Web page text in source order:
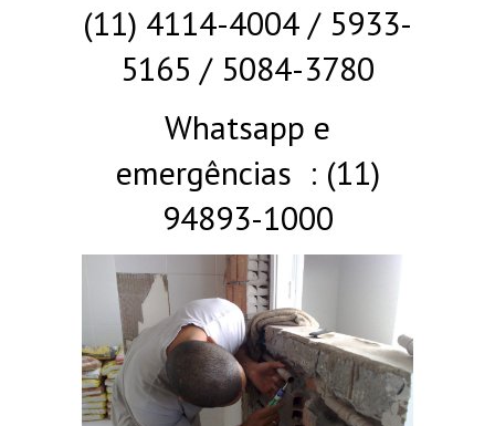
(11) 4114-4004 / 5933-
5165 / 5084-3780
Whatsapp e
emergências : (11)
94893-1000